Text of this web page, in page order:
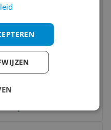
- 300
docking station
18 cm